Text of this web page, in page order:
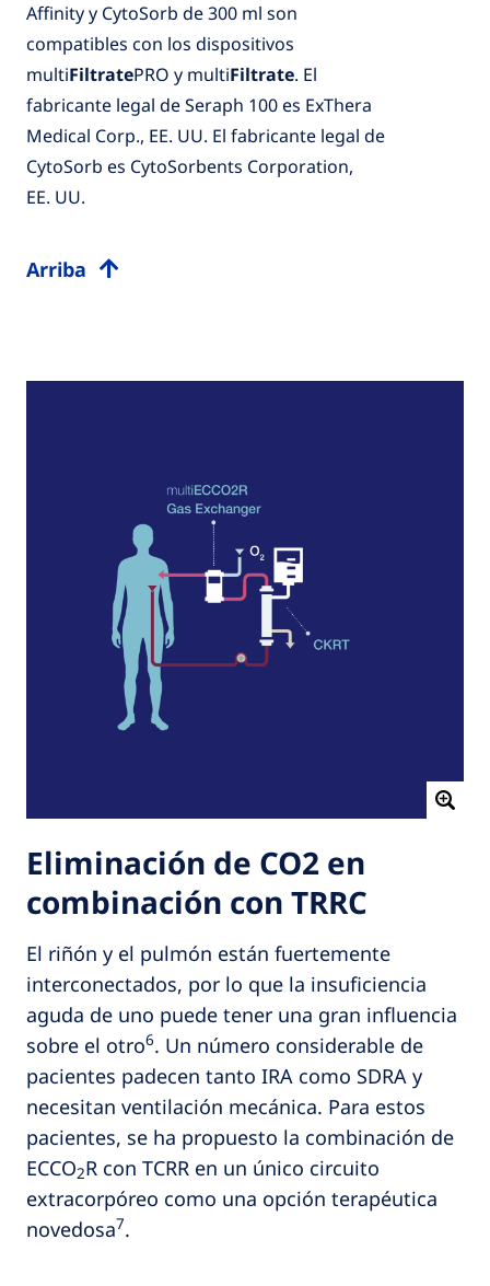
Affinity y CytoSorb de 300 ml son
compatibles con los dispositivos
multiFiltratePRO y multiFiltrate. El
fabricante legal de Seraph 100 es ExThera
Medical Corp., EE. UU. El fabricante legal de
CytoSorb es CytoSorbents Corporation,
EE. UU.
Arriba
Eliminación de CO2 en
combinación con TRRC
El riñón y el pulmón están fuertemente
interconectados, por lo que la insuficiencia
aguda de uno puede tener una gran influencia
sobre el otro6. Un número considerable de
pacientes padecen tanto IRA como SDRA y
necesitan ventilación mecánica. Para estos
pacientes, se ha propuesto la combinación de
ECCO2R con TCRR en un único circuito
extracorpóreo como una opción terapéutica
novedosa7.